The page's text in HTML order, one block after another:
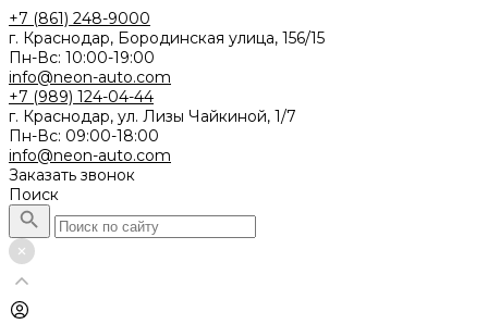
+7 (861) 248-9000
г. Краснодар, Бородинская улица, 156/15
Пн-Вс: 10:00-19:00
info@neon-auto.com
+7 (989) 124-04-44
г. Краснодар, ул. Лизы Чайкиной, 1/7
Пн-Вс: 09:00-18:00
info@neon-auto.com
Заказать звонок
Поиск